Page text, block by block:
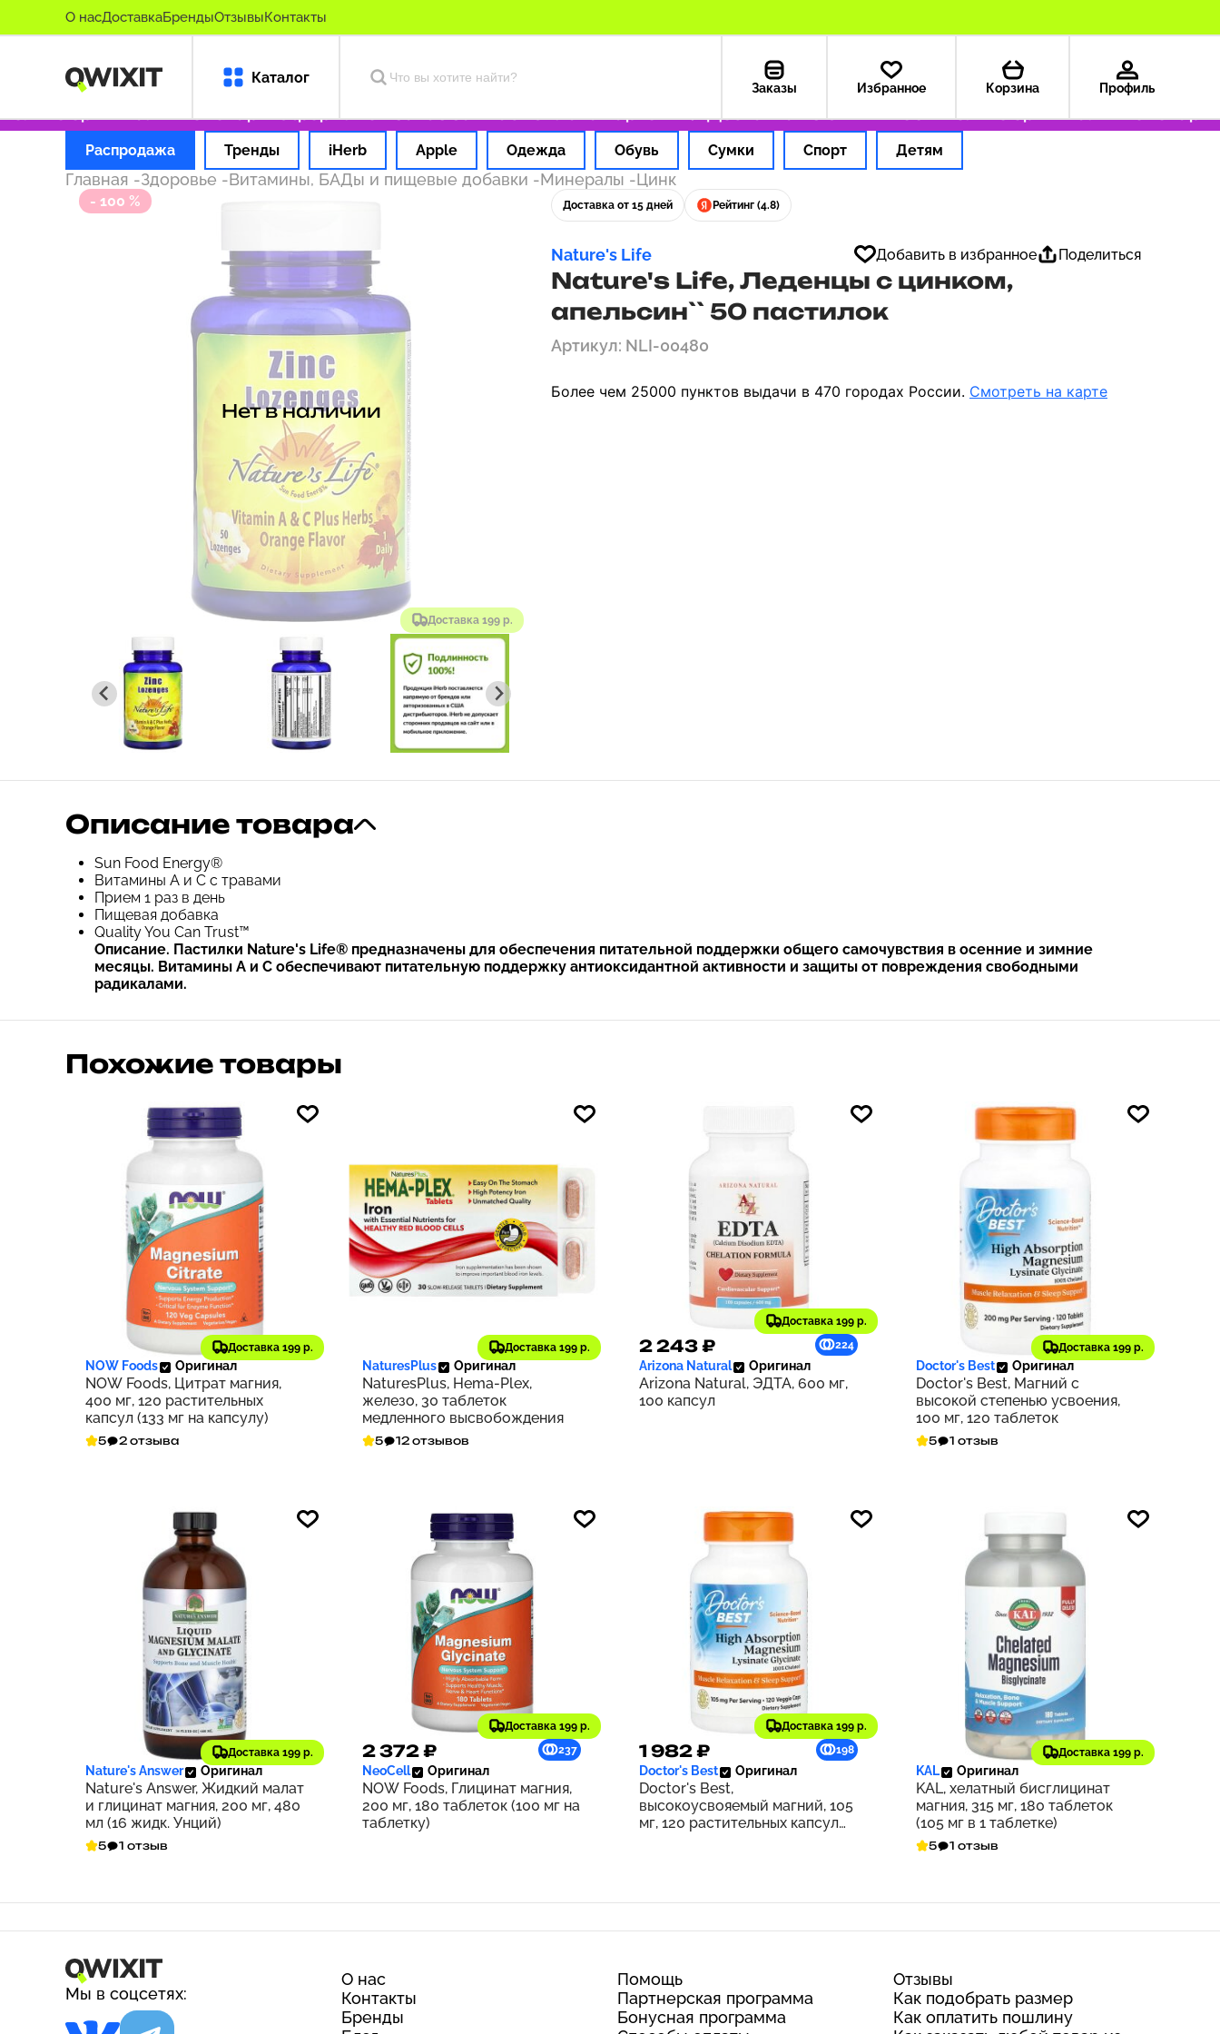
О насДоставкаБрендыОтзывыКонтакты
Каталог
Заказы Избранное Корзина Профиль
оригинальные товары Оформляем заказ за 1 час Оплата картой РФ Доставка из США — 199 ₽ Только оригинальные товары
Распродажа Тренды iHerb Apple Одежда Обувь Сумки Спорт Детям
Главная -Здоровье -Витамины, БАДы и пищевые добавки -Минералы -Цинк
- 100 %
Доставка 199 р.
Нет в наличии
Доставка от 15 дней Рейтинг (4.8)
Nature's Life Добавить в избранное Поделиться
Nature's Life, Леденцы с цинком,
апельсин`` 50 пастилок
Артикул: NLI-00480
Более чем 25000 пунктов выдачи в 470 городах России. Смотреть на карте
Описание товара
Sun Food Energy®
Витамины A и C с травами
Прием 1 раз в день
Пищевая добавка
Quality You Can Trust™
Описание. Пастилки Nature's Life® предназначены для обеспечения питательной поддержки общего самочувствия в осенние и зимние
месяцы. Витамины А и С обеспечивают питательную поддержку антиоксидантной активности и защиты от повреждения свободными
радикалами.
Похожие товары
Доставка 199 р.
1 585 ₽ 159
NOW Foods Оригинал
NOW Foods, Цитрат магния,
400 мг, 120 растительных
капсул (133 мг на капсулу)
5 2 отзыва
Доставка 199 р.
162
NaturesPlus Оригинал
NaturesPlus, Hema-Plex,
железо, 30 таблеток
медленного высвобождения
5 12 отзывов
Доставка 199 р.
2 243 ₽ 224
Arizona Natural Оригинал
Arizona Natural, ЭДТА, 600 мг,
100 капсул
Доставка 199 р.
178
Doctor's Best Оригинал
Doctor's Best, Магний с
высокой степенью усвоения,
100 мг, 120 таблеток
5 1 отзыв
Доставка 199 р.
2 036 ₽ 204
Nature's Answer Оригинал
Nature's Answer, Жидкий малат
и глицинат магния, 200 мг, 480
мл (16 жидк. Унций)
5 1 отзыв
Доставка 199 р.
2 372 ₽ 237
NeoCell Оригинал
NOW Foods, Глицинат магния,
200 мг, 180 таблеток (100 мг на
таблетку)
Доставка 199 р.
1 982 ₽ 198
Doctor's Best Оригинал
Doctor's Best,
высокоусвояемый магний, 105
мг, 120 растительных капсул
Доставка 199 р.
2 036 ₽ 204
KAL Оригинал
KAL, хелатный бисглицинат
магния, 315 мг, 180 таблеток
(105 мг в 1 таблетке)
5 1 отзыв
Мы в соцсетях:
О нас
Контакты
Бренды
Помощь
Партнерская программа
Бонусная программа
Отзывы
Как подобрать размер
Как оплатить пошлину